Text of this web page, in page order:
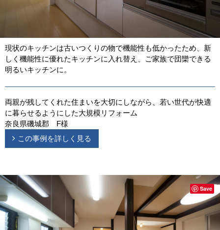
現状のキッチンは古いつくりの物で機能性も低かったため、新
しく機能性に優れたキッチンに入れ替え、ご家族で団欒できる
明るいキッチンに。
両親が残してくれた住まいを大切にしながら、若い世代が快適
に暮らせるようにした大規模リフォーム
奈良県磯城郡 F様
この事例を詳しく見る
Save